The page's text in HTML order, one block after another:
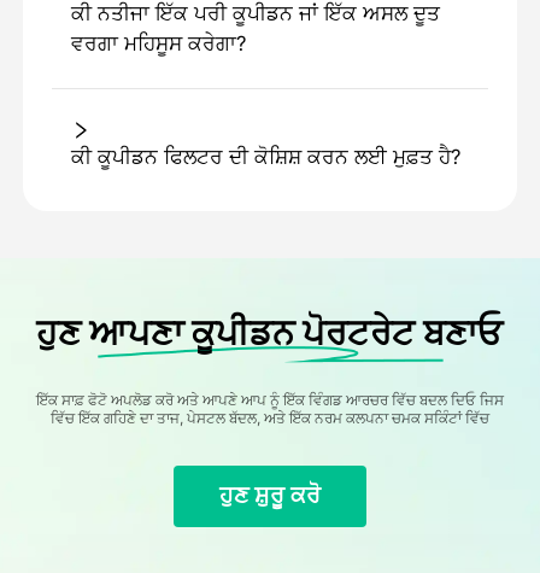
ਕੀ ਨਤੀਜਾ ਇੱਕ ਪਰੀ ਕੂਪੀਡਨ ਜਾਂ ਇੱਕ ਅਸਲ ਦੂਤ
ਵਰਗਾ ਮਹਿਸੂਸ ਕਰੇਗਾ?
ਕੀ ਕੂਪੀਡਨ ਫਿਲਟਰ ਦੀ ਕੋਸ਼ਿਸ਼ ਕਰਨ ਲਈ ਮੁਫ਼ਤ ਹੈ?
ਹੁਣ ਆਪਣਾ ਕੂਪੀਡਨ ਪੋਰਟਰੇਟ ਬਣਾਓ
ਇੱਕ ਸਾਫ਼ ਫੋਟੋ ਅਪਲੋਡ ਕਰੋ ਅਤੇ ਆਪਣੇ ਆਪ ਨੂੰ ਇੱਕ ਵਿੰਗਡ ਆਰਚਰ ਵਿੱਚ ਬਦਲ ਦਿਓ ਜਿਸ
ਵਿੱਚ ਇੱਕ ਗਹਿਣੇ ਦਾ ਤਾਜ, ਪੇਸਟਲ ਬੱਦਲ, ਅਤੇ ਇੱਕ ਨਰਮ ਕਲਪਨਾ ਚਮਕ ਸਕਿੰਟਾਂ ਵਿੱਚ
ਹੁਣ ਸ਼ੁਰੂ ਕਰੋ